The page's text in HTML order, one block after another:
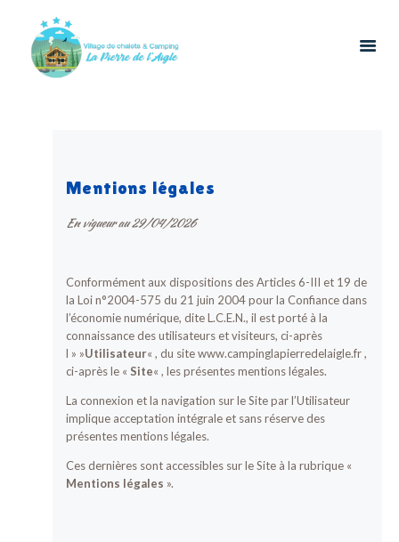
RESTAURATION
LOISIRS
GROUPES
CONTACT
Mentions légales
En vigueur au 29/04/2026
Conformément aux dispositions des Articles 6-III et 19 de
la Loi n°2004-575 du 21 juin 2004 pour la Confiance dans
l’économie numérique, dite L.C.E.N., il est porté à la
connaissance des utilisateurs et visiteurs, ci-après
l » »Utilisateur« , du site www.campinglapierredelaigle.fr ,
ci-après le « Site« , les présentes mentions légales.
La connexion et la navigation sur le Site par l’Utilisateur
implique acceptation intégrale et sans réserve des
présentes mentions légales.
Ces dernières sont accessibles sur le Site à la rubrique «
Mentions légales ».